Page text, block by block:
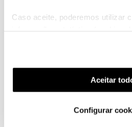
Caso aceite, poderemos utilizar
funcionalidades (cookies de
funcionalidade) e adaptar
(cookies de publicidade
utilização dos cookies clicando
Aceitar
Configurar
Hall of Fame de
17 soluções